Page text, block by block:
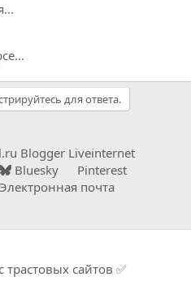
для ответа.
Blogger Liveinternet
Bluesky
Pinterest
Электронная почта
сайтов ✅